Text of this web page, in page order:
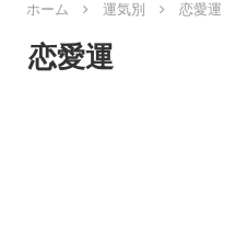
ホーム 運気別 恋愛運
恋愛運